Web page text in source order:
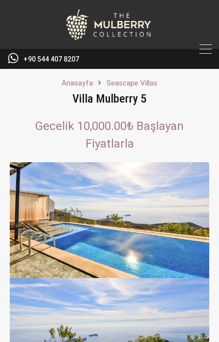
+90 544 407 8207
Anasayfa Seascape Villas
Villa Mulberry 5
Gecelik 10,000.00₺ Başlayan
Fiyatlarla